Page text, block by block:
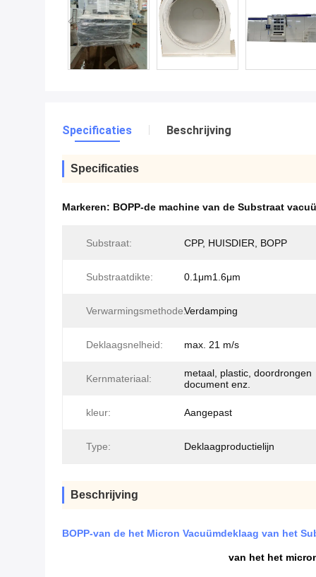
Specificaties Beschrijving
Specificaties
Markeren: BOPP-de machine van de Substraat
Substraat: CPP, HUISDIER, BOPP
Substraatdikte: 0.1μm1.6μm
Verwarmingsmethode:Verdamping
Deklaagsnelheid: max. 21 m/s
Kernmateriaal:
metaal, plastic, doordrongen
document enz.
kleur: Aangepast
Type: Deklaagproductielijn
Beschrijving
BOPP-van de het Micron Vacuümdeklaag van het
van het het